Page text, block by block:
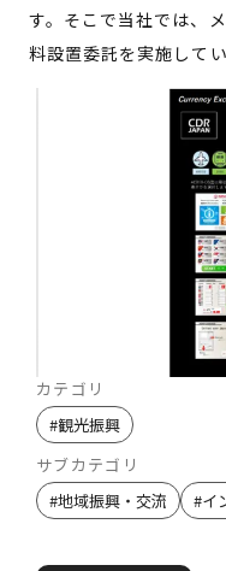
す。そこで当社では、
料設置委託を実施してい
カテゴリ
#観光振興
サブカテゴリ
#地域振興・交流 #イ